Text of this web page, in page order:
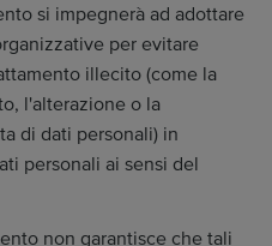
si impegnerà ad adottare
per evitare
illecito (come la
l'alterazione o la
di dati personali) in
personali ai sensi del
non garantisce che tali